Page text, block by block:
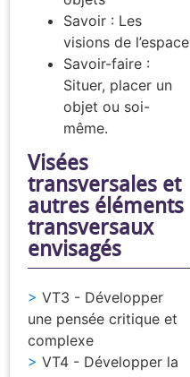
Savoir : Les
visions de l’espace
Savoir-faire :
Situer, placer un
objet ou soi-
même.
Visées
transversales et
autres éléments
transversaux
envisagés
VT3 - Développer
une pensée critique et
complexe
VT4 - Développer la